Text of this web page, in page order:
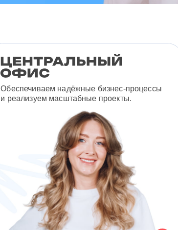
Обеспечиваем надёжные бизнес-процессы
и реализуем масштабные проекты.